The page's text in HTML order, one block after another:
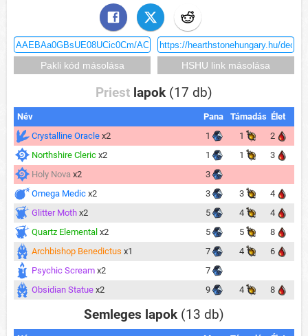
Priest lapok (17 db)
Név Pana Támadás Élet
Crystalline Oracle x2 1 1
2
Northshire Cleric x2 1 1
3
Holy Nova x2
3
Omega Medic x2 3 3
4
Glitter Moth x2 5 4
4
Quartz Elemental x2 5 5
8
Archbishop Benedictus x1 7 4
6
Psychic Scream x2
7
Obsidian Statue x2 9 4 8
Semleges lapok (13 db)